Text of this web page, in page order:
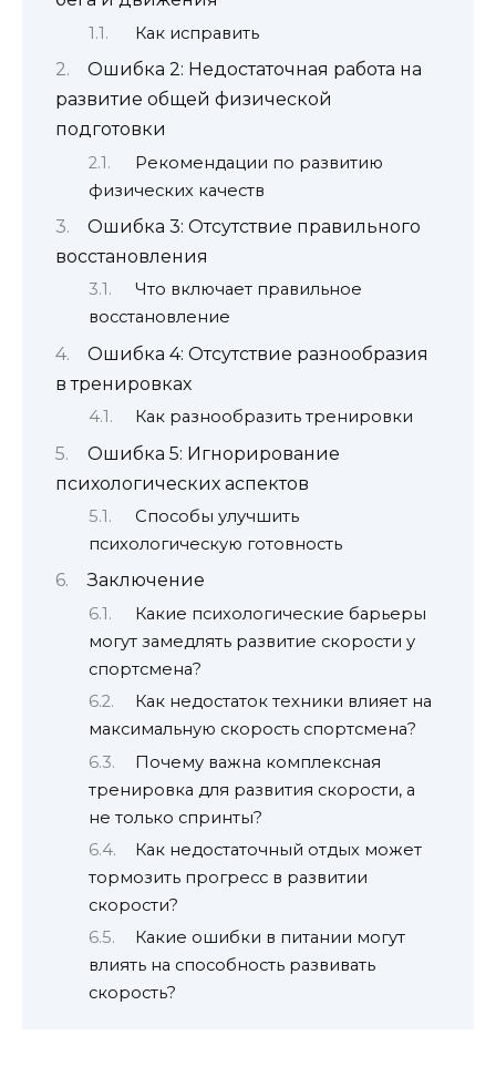
Как исправить
Ошибка 2: Недостаточная работа на
развитие общей физической
подготовки
Рекомендации по развитию
физических качеств
Ошибка 3: Отсутствие правильного
восстановления
Что включает правильное
восстановление
Ошибка 4: Отсутствие разнообразия
в тренировках
Как разнообразить тренировки
Ошибка 5: Игнорирование
психологических аспектов
Способы улучшить
психологическую готовность
Заключение
Какие психологические барьеры
могут замедлять развитие скорости у
спортсмена?
Как недостаток техники влияет на
максимальную скорость спортсмена?
Почему важна комплексная
тренировка для развития скорости, а
не только спринты?
Как недостаточный отдых может
тормозить прогресс в развитии
скорости?
Какие ошибки в питании могут
влиять на способность развивать
скорость?